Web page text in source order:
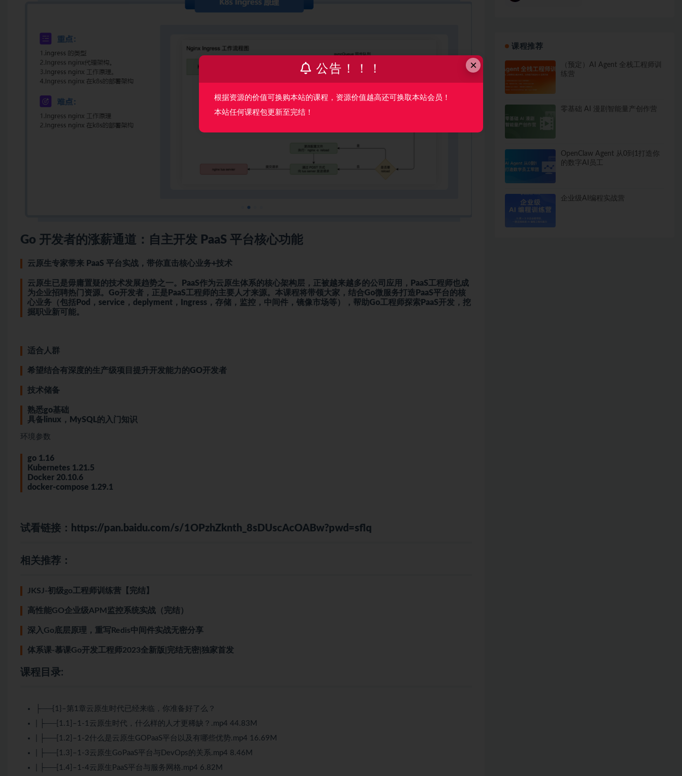
Go 开发者的涨薪通道：自主开发 PaaS 平台核心功能
云原生专家带来 PaaS 平台实战，带你直击核心业务+技术
云原生已是毋庸置疑的技术发展趋势之一。PaaS作为云原生体系的核心架构层，正被越来越多的公司应用，PaaS工程师也成
为企业招聘热门资源。Go开发者，正是PaaS工程师的主要人才来源。本课程将带领大家，结合Go微服务打造PaaS平台的核
心业务（包括Pod，service，deplyment，Ingress，存储，监控，中间件，镜像市场等），帮助Go工程师探索PaaS开发，挖
掘职业新可能。
适合人群
希望结合有深度的生产级项目提升开发能力的GO开发者
技术储备
熟悉go基础
具备 linux ， MySQL的入门知识
环境参数
go 1.16
Kubernetes 1.21.5
Docker 20.10.6
docker-compose 1.29.1
试看链接： https://pan.baidu.com/s/1OPzhZknth_8sDUscAcOABw?pwd=sflq
相关推荐：
JKSJ-初级go工程师训练营【完结】
高性能GO企业级APM监控系统实战（完结）
深入Go底层原理，重写Redis中间件实战无密分享
体系课-慕课Go开发工程师2023全新版|完结无密|独家首发
课程目录:
├──{1}–第1章云原生时代已经来临，你准备好了么？
| ├──[1.1]–1-1云原生时代，什么样的人才更稀缺？.mp4 44.83M
| ├──[1.2]–1-2什么是云原生GOPaaS平台以及有哪些优势.mp4 16.69M
| ├──[1.3]–1-3云原生GoPaaS平台与DevOps的关系.mp4 8.46M
| ├──[1.4]–1-4云原生PaaS平台与服务网格.mp4 6.82M
课程推荐
（预定）AI Agent 全栈工程师训
练营
零基础 AI 漫剧智能量产创作营
OpenClaw Agent 从0到1打造你
的数字AI员工
企业级AI编程实战营
×
公告！！！
根据资源的价值可换购本站的课程，资源价值越高还可换取本站会员！
本站任何课程包更新至完结！